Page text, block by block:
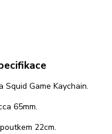
Squid Game Kaychain.
65mm.
22cm.